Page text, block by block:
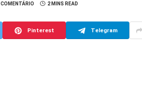
COMENTÁRIO 2 MINS READ
Pinterest Telegram